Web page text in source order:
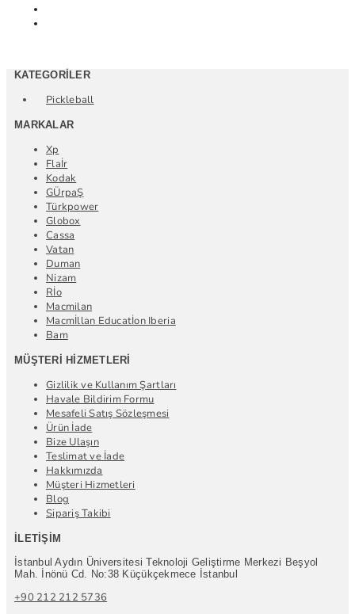
KATEGORILER
Pickleball
MARKALAR
Xp
Flaİr
Kodak
GÜrpaŞ
Türkpower
Globox
Cassa
Vatan
Duman
Nizam
Rİo
Macmilan
Macmİllan Educatİon Iberia
Bam
MÜŞTERI HIZMETLERI
Gizlilik ve Kullanım Şartları
Havale Bildirim Formu
Mesafeli Satış Sözleşmesi
Ürün İade
Bize Ulaşın
Teslimat ve İade
Hakkımızda
Müşteri Hizmetleri
Blog
Sipariş Takibi
İLETIŞIM
İstanbul Aydın Üniversitesi Teknoloji Geliştirme Merkezi Beşyol
Mah. İnönü Cd. No:38 Küçükçekmece İstanbul
+90 212 212 5736